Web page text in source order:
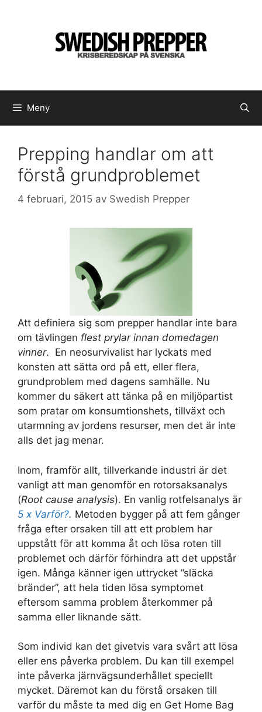
Meny
Prepping handlar om att
förstå grundproblemet
4 februari, 2015 av Swedish Prepper
Att definiera sig som prepper handlar inte bara
om tävlingen flest prylar innan domedagen
vinner. En neosurvivalist har lyckats med
konsten att sätta ord på ett, eller flera,
grundproblem med dagens samhälle. Nu
kommer du säkert att tänka på en miljöpartist
som pratar om konsumtionshets, tillväxt och
utarmning av jordens resurser, men det är inte
alls det jag menar.
Inom, framför allt, tillverkande industri är det
vanligt att man genomför en rotorsaksanalys
(Root cause analysis). En vanlig rotfelsanalys är
5 x Varför?. Metoden bygger på att fem gånger
fråga efter orsaken till att ett problem har
uppstått för att komma åt och lösa roten till
problemet och därför förhindra att det uppstår
igen. Många känner igen uttrycket ”släcka
bränder”, att hela tiden lösa symptomet
eftersom samma problem återkommer på
samma eller liknande sätt.
Som individ kan det givetvis vara svårt att lösa
eller ens påverka problem. Du kan till exempel
inte påverka järnvägsunderhållet speciellt
mycket. Däremot kan du förstå orsaken till
varför du måste ta med dig en Get Home Bag